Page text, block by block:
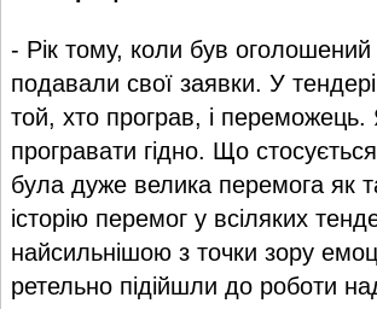
- Рік тому, коли був
подавали свої заявки. У
той, хто програв, і переможець.
програвати гідно. Що
була дуже велика перемога як
історію перемог у всіляких
найсильнішою з точки зору
ретельно підійшли до роботи